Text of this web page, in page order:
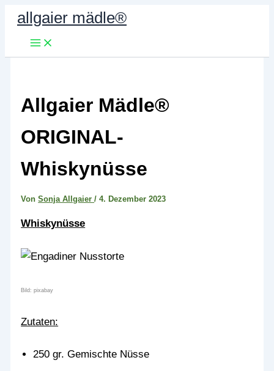
Zum
Inhalt
springen
allgaier mädle®
Allgaier Mädle®
ORIGINAL-
Whiskynüsse
VonSonja Allgaier/4. Dezember 2023
Whiskynüsse
Bild: pixabay
Zutaten:
250 gr. Gemischte Nüsse